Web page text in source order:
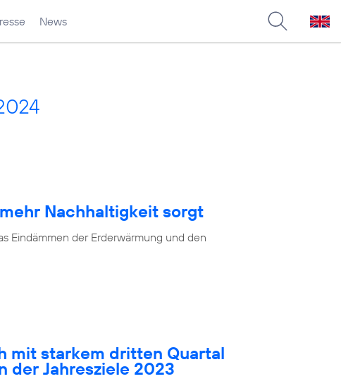
News
Nachhaltigkeit sorgt
Eindämmen der Erderwärmung und den
mit starkem dritten Quartal
der Jahresziele 2023